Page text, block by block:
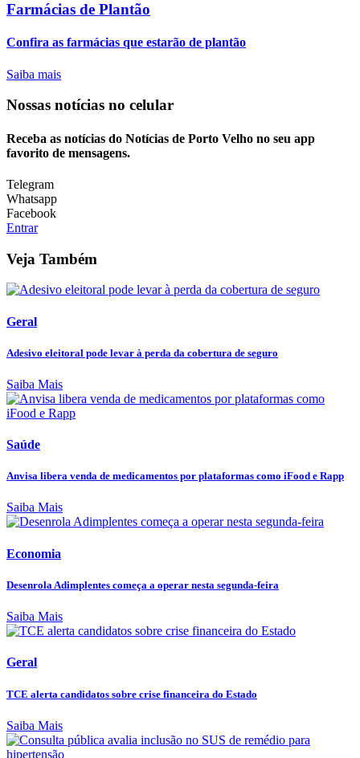
Farmácias de Plantão
Confira as farmácias que estarão de plantão
Saiba mais
Nossas notícias no celular
Receba as notícias do Notícias de Porto Velho no seu app
favorito de mensagens.
Telegram
Whatsapp
Facebook
Entrar
Veja Também
Geral
Adesivo eleitoral pode levar à perda da cobertura de seguro
Saiba Mais
Saúde
Anvisa libera venda de medicamentos por plataformas como iFood e Rapp
Saiba Mais
Economia
Desenrola Adimplentes começa a operar nesta segunda-feira
Saiba Mais
Geral
TCE alerta candidatos sobre crise financeira do Estado
Saiba Mais